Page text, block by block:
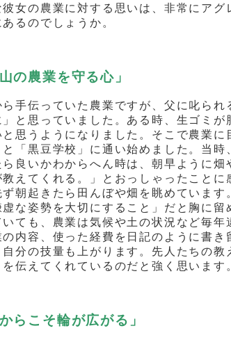
彼女の農業に対する思いは、非常にア
るのでしょうか。
の農業を守る心」
手伝っていた農業ですが、父に叱ら
」と思っていました。ある時、生ゴミ
と思うようになりました。そこで農業
「黒豆学校」に通い始めました。当時
ら良いかわからへん時は、朝早ように
教えてくれる。」とおっしゃったこと
朝起きたら田んぼや畑を眺めていま
な姿勢を大切にすること」だと胸に留
ても、農業は気候や土の状況など毎
内容、使った経費を日記のように書
分の技量も上がります。先人たちの教
伝えてくれているのだと強く思います
らこそ輪が広がる」